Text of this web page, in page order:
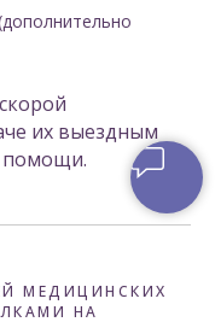
их выездным
помощи.
МЕДИЦИНСКИХ
НА